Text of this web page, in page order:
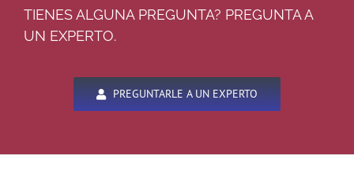
TIENES ALGUNA PREGUNTA? PREGUNTA A
UN EXPERTO.
PREGUNTARLE A UN EXPERTO